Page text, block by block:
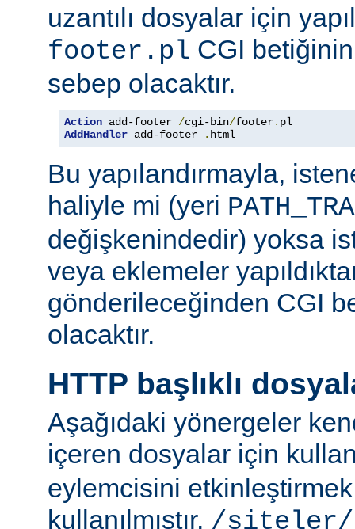
uzantılı dosyalar için
footer.pl CGI
sebep olacaktır.
Action add-footer /cgi-bin/footer.
AddHandler add-footer . html
Bu yapılandırmayla,
haliyle mi (yeri
değişkenindedir) yoksa
veya eklemeler
gönderileceğinden CGI
olacaktır.
HTTP başlıklı
Aşağıdaki yönergeler
içeren dosyalar için
eylemcisini
kullanılmıştır. /siteler/